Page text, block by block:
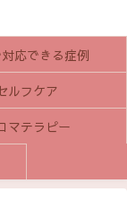
応できる症例
ルフケア
マテラピー